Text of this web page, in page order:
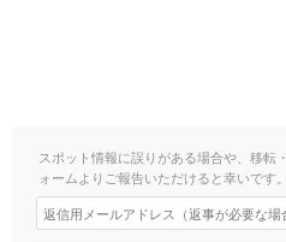
スポット情報に誤りがある場合や、移転
ォームよりご報告いただけると幸いです。